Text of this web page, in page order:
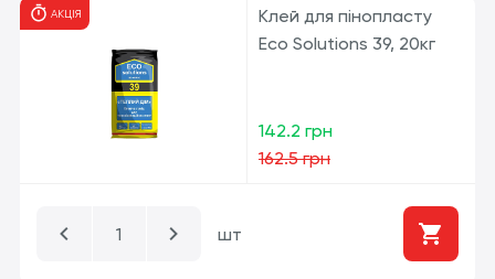
АКЦІЯ
Клей для пінопласту
Eco Solutions 39, 20кг
142.2 грн
162.5 грн
шт